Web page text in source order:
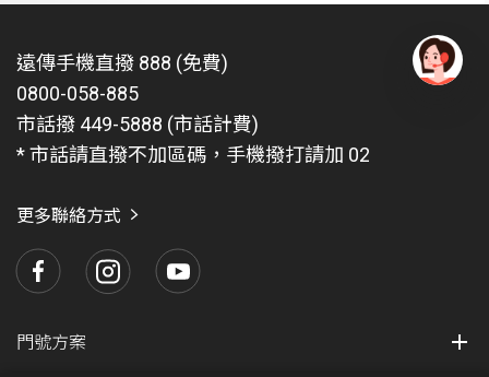
遠傳手機直撥 888 (免費)
0800-058-885
市話撥 449-5888 (市話計費)
* 市話請直撥不加區碼，手機撥打請加 02
更多聯絡方式
門號方案